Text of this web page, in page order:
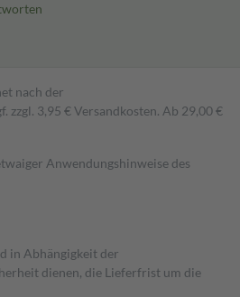
nach der
3,95 € Versandkosten. Ab 29,00 €
Anwendungshinweise des
in Abhängigkeit der
dienen, die Lieferfrist um die